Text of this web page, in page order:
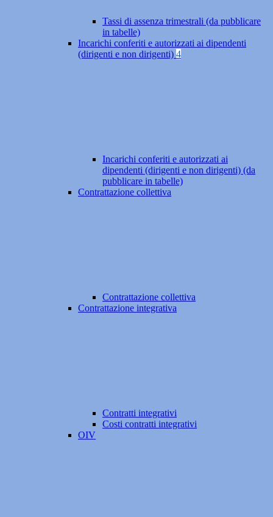
Tassi di assenza trimestrali (da pubblicare
in tabelle)
Incarichi conferiti e autorizzati ai dipendenti
(dirigenti e non dirigenti) 4
Incarichi conferiti e autorizzati ai
dipendenti (dirigenti e non dirigenti) (da
pubblicare in tabelle)
Contrattazione collettiva
Contrattazione collettiva
Contrattazione integrativa
Contratti integrativi
Costi contratti integrativi
OIV